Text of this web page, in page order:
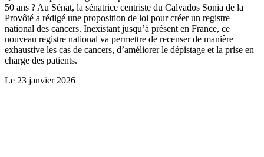
50 ans ? Au Sénat, la sénatrice centriste du Calvados Sonia de la
Provôté a rédigé une proposition de loi pour créer un registre
national des cancers. Inexistant jusqu’à présent en France, ce
nouveau registre national va permettre de recenser de manière
exhaustive les cas de cancers, d’améliorer le dépistage et la prise en
charge des patients.
Le 23 janvier 2026